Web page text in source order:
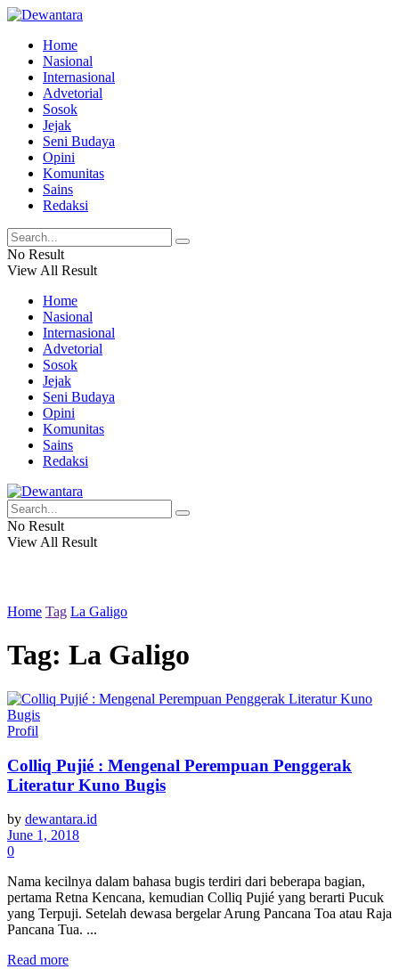
Home
Nasional
Internasional
Advetorial
Sosok
Jejak
Seni Budaya
Opini
Komunitas
Sains
Redaksi
No Result
View All Result
Home
Nasional
Internasional
Advetorial
Sosok
Jejak
Seni Budaya
Opini
Komunitas
Sains
Redaksi
No Result
View All Result
Home Tag La Galigo
Tag: La Galigo
Profil
Colliq Pujié : Mengenal Perempuan Penggerak
Literatur Kuno Bugis
by dewantara.id
June 1, 2018
0
Nama kecilnya dalam bahasa bugis terdiri dari beberapa bagian,
pertama Retna Kencana, kemudian Colliq Pujié yang berarti Pucuk
yang Terpuji. Setelah dewasa bergelar Arung Pancana Toa atau Raja
Pancana Tua. ...
Read more